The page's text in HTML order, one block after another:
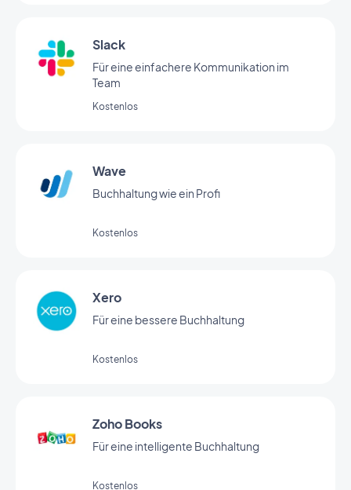
Slack
Für eine einfachere Kommunikation im
Team
Kostenlos
Wave
Buchhaltung wie ein Profi
Kostenlos
Xero
Für eine bessere Buchhaltung
Kostenlos
Zoho Books
Für eine intelligente Buchhaltung
Kostenlos